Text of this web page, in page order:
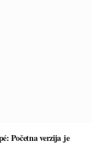
Početna verzija je